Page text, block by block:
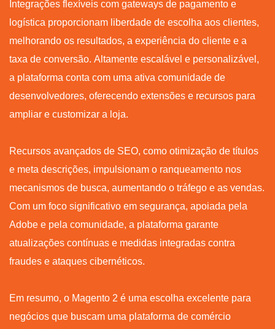
Integrações flexíveis com gateways de pagamento e
logística proporcionam liberdade de escolha aos clientes,
melhorando os resultados, a experiência do cliente e a
taxa de conversão. Altamente escalável e personalizável,
a plataforma conta com uma ativa comunidade de
desenvolvedores, oferecendo extensões e recursos para
ampliar e customizar a loja.
Recursos avançados de SEO, como otimização de títulos
e meta descrições, impulsionam o ranqueamento nos
mecanismos de busca, aumentando o tráfego e as vendas.
Com um foco significativo em segurança, apoiada pela
Adobe e pela comunidade, a plataforma garante
atualizações contínuas e medidas integradas contra
fraudes e ataques cibernéticos.
Em resumo, o Magento 2 é uma escolha excelente para
negócios que buscam uma plataforma de comércio